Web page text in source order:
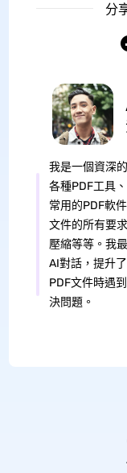
分
我是一個資深
各種PDF工具
常用的PDF軟
文件的所有要
壓縮等等。我
AI對話，提升
PDF文件時遇
決問題。